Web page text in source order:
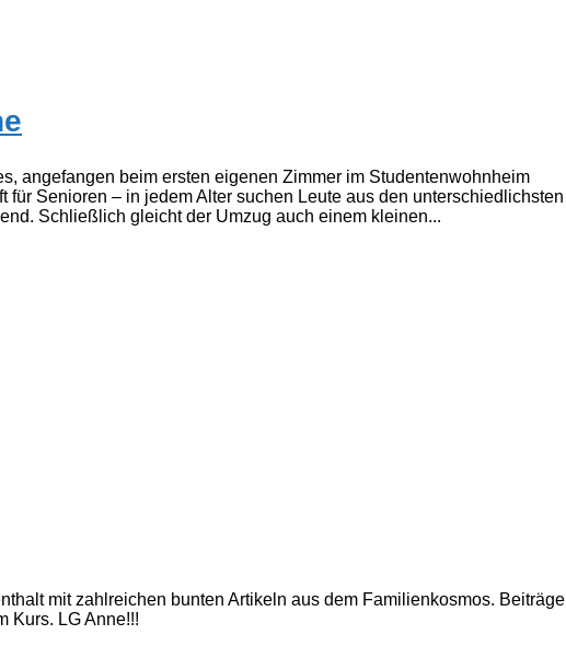
angefangen beim ersten eigenen Zimmer im Studentenwohnheim
Senioren – in jedem Alter suchen Leute aus den unterschiedlichsten
Schließlich gleicht der Umzug auch einem kleinen...
mit zahlreichen bunten Artikeln aus dem Familienkosmos. Beiträge
Kurs. LG Anne!!!